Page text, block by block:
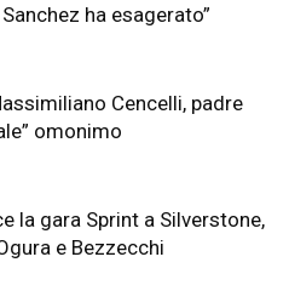
ha esagerato”
Cencelli, padre
omonimo
la gara Sprint a Silverstone,
e Bezzecchi